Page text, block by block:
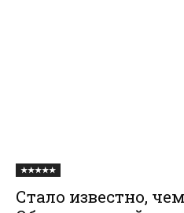
★★★★★
Стало известно,